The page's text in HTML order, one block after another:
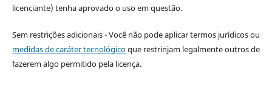
licenciante) tenha aprovado o uso em questão.
Sem restrições adicionais - Você não pode aplicar termos jurídicos ou
medidas de caráter tecnológicoque restrinjam legalmente outros de
fazerem algo permitido pela licença.